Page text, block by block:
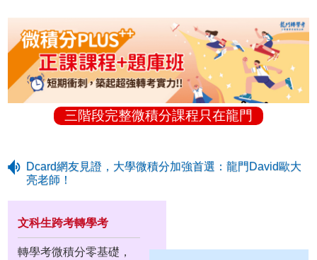
三階段完整微積分課程只在龍門
Dcard網友見證，大學微積分加強首選：龍門David歐大
亮老師！
文科生跨考轉學考
轉學考微積分零基礎，